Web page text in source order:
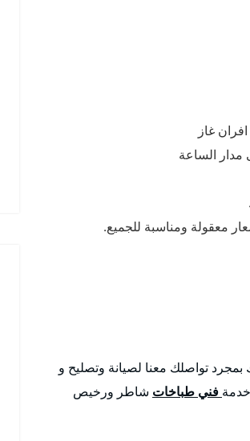
غاز
مدار الساعة
معقولة ومناسبة للجميع.
تواصلك معنا لصيانة وتصليح و
فني طباخات شاطر ورخيص